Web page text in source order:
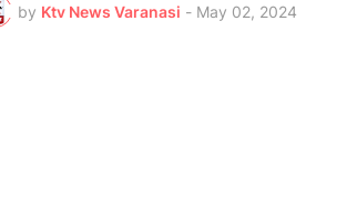
by Ktv News Varanasi - May 02, 2024